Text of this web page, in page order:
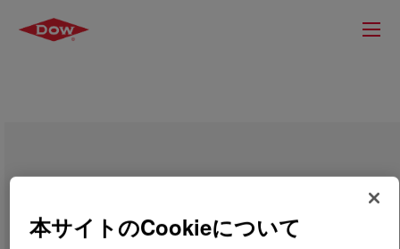
AGILITY™ EC 7220 Performance LDPE
本サイトのCookieについて